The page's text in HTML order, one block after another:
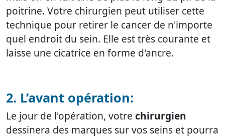
poitrine. Votre chirurgien peut utiliser cette
technique pour retirer le cancer de n'importe
quel endroit du sein. Elle est très courante et
laisse une cicatrice en forme d'ancre.
2. L’avant opération:
Le jour de l'opération, votre chirurgien
dessinera des marques sur vos seins et pourra